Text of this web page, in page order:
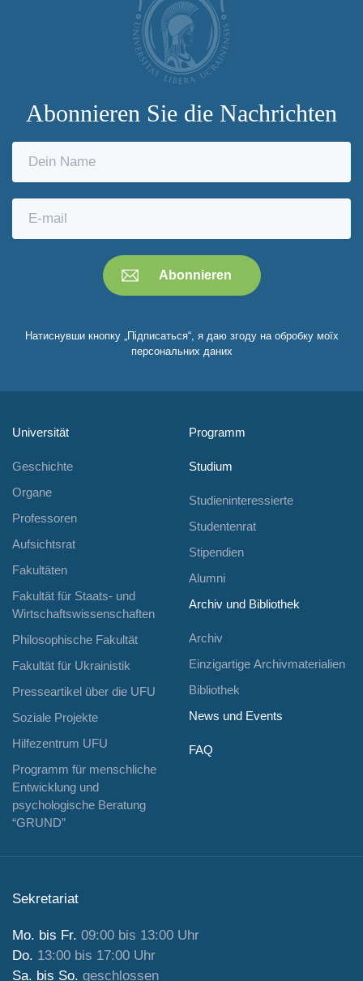
Abonnieren Sie die Nachrichten
Натиснувши кнопку „Підписаться“, я даю згоду на обробку моїх
персональних даних
Universität
Geschichte
Organe
Professoren
Aufsichtsrat
Fakultäten
Fakultät für Staats- und
Wirtschaftswissenschaften
Philosophische Fakultät
Fakultät für Ukrainistik
Presseartikel über die UFU
Soziale Projekte
Hilfezentrum UFU
Programm für menschliche
Entwicklung und
psychologische Beratung
“GRUND”
Programm
Studium
Studieninteressierte
Studentenrat
Stipendien
Alumni
Archiv und Bibliothek
Archiv
Einzigartige Archivmaterialien
Bibliothek
News und Events
FAQ
Sekretariat
Mo. bis Fr. 09:00 bis 13:00 Uhr
Do. 13:00 bis 17:00 Uhr
Sa. bis So. geschlossen